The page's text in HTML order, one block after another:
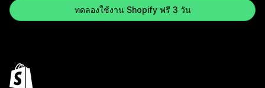
ทดลองใช้งาน Shopify ฟรี 3 วัน